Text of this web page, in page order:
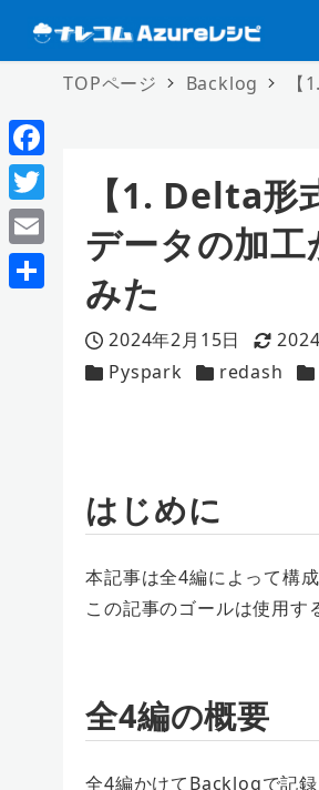
TOPページ Backlog
【1. Delta
データの加
みた
投稿日
2024年2月15日
更新日
カテゴリー
Pyspark
カテゴリー
redash
カ
はじめに
本記事は全4編によって構
この記事のゴールは使用す
全4編の概要
全4編かけてBacklogで記
F
a
c
e
T
w
i
E